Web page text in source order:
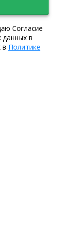
Согласие
данных в
в Политике